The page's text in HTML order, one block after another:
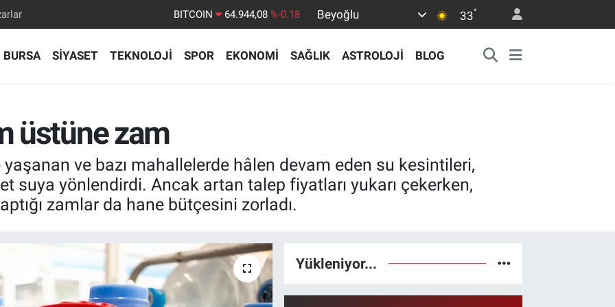
DOLAR 47,7436 %0.18
STERLİN
64,4811 %0.38
Beyoğlu 33°
BURSA SİYASET TEKNOLOJİ SPOR EKONOMİ SAĞLIK ASTROLOJİ BLOG
üstüne zam
ve bazı mahallelerde hâlen devam eden su kesintileri,
suya yönlendirdi. Ancak artan talep fiyatları yukarı çekerken,
zamlar da hane bütçesini zorladı.
Yükleniyor...